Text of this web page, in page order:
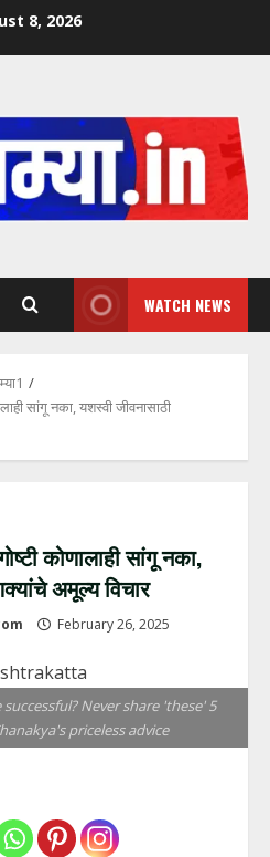
8, 2026
WATCH NEWS
सांगू नका, यशस्वी जीवनासाठी
कोणालाही सांगू नका,
अमूल्य विचार
February 26, 2025
Never share 'these' 5
priceless advice